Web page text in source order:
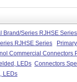
Brand/Series RJHSE Series
RJHSE Series
Commercial Connectors
LEDs Connectors
LEDs